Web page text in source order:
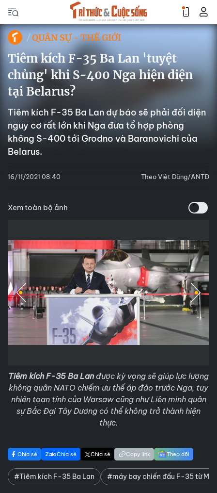
QUÂN SỰ - THẾ GIỚI
Tiêm kích F-35 Ba Lan 'tuyệt
chủng' khi S-400 Nga hiện diện
tại Belarus?
Tiêm kích F-35 Ba Lan dự báo sẽ phải đối diện
nguy cơ rất lớn khi Nga đưa tổ hợp phòng
không S-400 tới Grodno và Baranovichi của
Belarus.
16/11/2021 08:40 Theo Việt Dũng/ANTĐ
Xem toàn bộ ảnh
Tiêm kích F-35 Ba Lanđược kỳ vọng sẽ giúp lực lượng
không quân NATO chiếm ưu thế áp đảo trước Nga, tuy
nhiên toan tính của Warsaw cũng như Liên minh quân
sự Bắc Đại Tây Dương có thể không trở thành hiện
thực.
Chia sẻ Chia sẻ Chia sẻ Copy link Theo dõi
#Tiêm kích F-35 Ba Lan #máy bay chiến đấu F-35 từ Mỹ